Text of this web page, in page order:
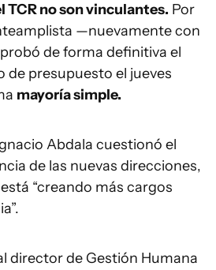
TCR no son vinculantes. Por
—nuevamente con
de forma definitiva el
de presupuesto el jueves
mayoría simple.
Abdala cuestionó el
de las nuevas direcciones,
“creando más cargos
director de Gestión Humana